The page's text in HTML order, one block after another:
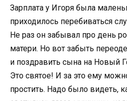
Зарплата у Игоря была
приходилось перебиваться
Не раз он забывал про день
матери. Но вот забыть
и поздравить сына на Новый
Это святое! И за это ему
простить. Надо было видеть,